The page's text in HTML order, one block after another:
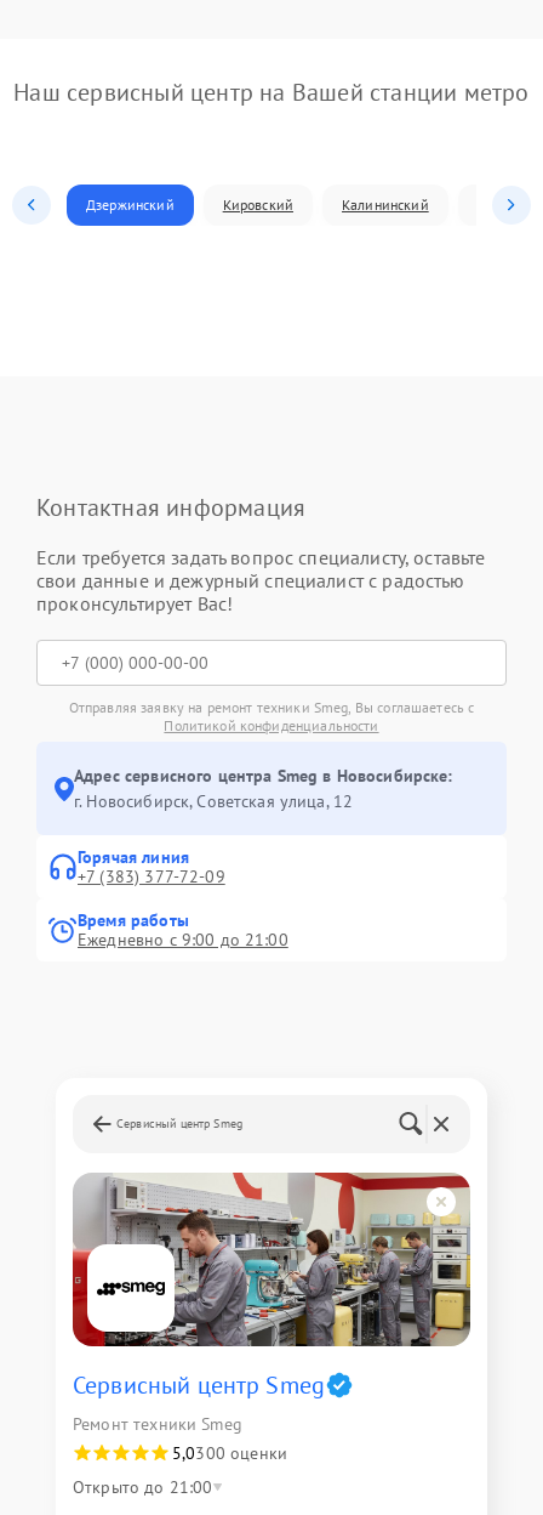
Наш сервисный центр на Вашей станции метро
Дзержинский Кировский Калининский
Контактная информация
Если требуется задать вопрос специалисту, оставьте
свои данные и дежурный специалист с радостью
проконсультирует Вас!
Отправляя заявку на ремонт техники Smeg, Вы соглашаетесь с
Политикой конфиденциальности
Адрес сервисного центра Smeg в Новосибирске:
г. Новосибирск, Советская улица, 12
Горячая линия
+7 (383) 377-72-09
Время работы
Ежедневно с 9:00 до 21:00
Сервисный центр Smeg
Сервисный центр Smeg
Ремонт техники Smeg
5,0300 оценки
Открыто до 21:00